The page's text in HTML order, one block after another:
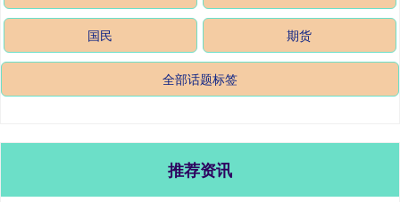
国民 期货
全部话题标签
推荐资讯